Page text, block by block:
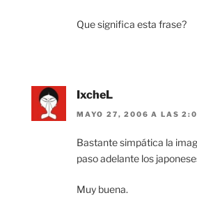
Que significa esta frase?
IxcheL
MAYO 27, 2006 A LAS
Bastante simpática la
paso adelante los
Muy buena.